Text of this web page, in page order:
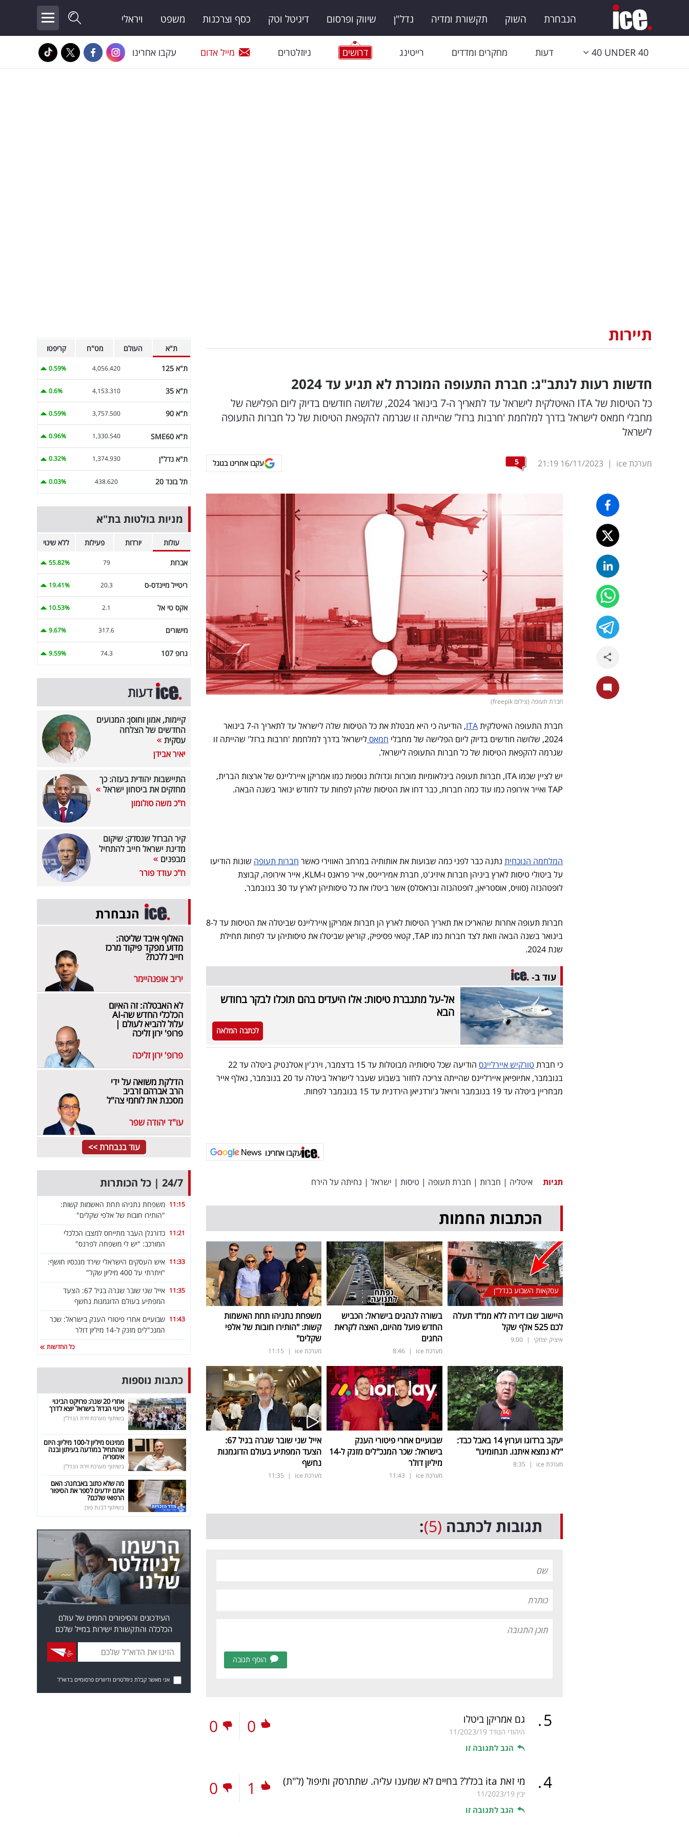
הנבחרת השוק תקשורת ומדיה נדל"ן שיווק ופרסום דיגיטל וטק כסף וצרכנות משפט ויראלי
40 UNDER 40 דעות מחקרים ומדדים רייטינג דרושים ניוזלטרים מייל אדום עקבו אחרינו
תיירות
חדשות רעות לנתב"ג: חברת התעופה המוכרת לא תגיע עד 2024
כל הטיסות של ITA האיטלקית לישראל עד לתאריך ה-7 בינואר 2024, שלושה חודשים בדיוק ליום הפלישה של
מחבלי חמאס לישראל בדרך למלחמת 'חרבות ברזל' שהייתה זו שגרמה להקפאת הטיסות של כל חברות התעופה
לישראל
מערכת ice |
16/11/2023
21:19
5 עקבו אחרינו בגוגל
חברת תעופה (צילום freepik)
חברת התעופה האיטלקיתITA
, הודיעה כי היא מבטלת את כל הטיסות שלה לישראל עד לתאריך ה-7 בינואר
2024, שלושה חודשים בדיוק ליום הפלישה של מחבלי
חמאסלישראל בדרך למלחמת 'חרבות ברזל' שהייתה זו
שגרמה להקפאת הטיסות של כל חברות התעופה לישראל.
יש לציין שכמו ITA, חברות תעופה בינלאומיות מוכרות וגדולות נוספות כמו אמריקן איירליינס של ארצות הברית,
TAP ואייר אירופה כמו עוד כמה חברות, כבר דחו את הטיסות שלהן לפחות עד לחודש ינואר בשנה הבאה.
המלחמה הנוכחית נתנה כבר לפני כמה שבועות את אותותיה במרחב האווירי כאשר חברות תעופה שונות הודיעו
על ביטולי טיסות לארץ ביניהן חברות איזיג'ט, חברת אמירייטס, אייר פראנס ו-KLM, אייר אירופה, קבוצת
לופטהנזה (סוויס, אוסטריאן, לופטהנזה ובראסלס) אשר ביטלו את כל טיסותיהן לארץ עד 30 בנובמבר.
חברות תעופה אחרות שהאריכו את תאריך הטיסות לארץ הן חברות אמריקן איירליינס שביטלה את הטיסות עד ל-8
בינואר בשנה הבאה וזאת לצד חברות כמו TAP, קטאי פסיפיק, קוריאן שביטלו את טיסותיהן עד לפחות תחילת
שנת 2024.
עוד ב-
אל-על מתגברת טיסות: אלו היעדים בהם תוכלו לבקר בחודש
הבא
לכתבה המלאה
כי חברת טורקיש איירליינס
הודיעה שכל טיסותיה מבוטלות עד 15 בדצמבר, וירג'ין אטלנטיק ביטלה עד 22
בנובמבר, אתיופיאן איירליינס שהייתה צריכה לחזור בשבוע שעבר לישראל ביטלה עד 20 בנובמבר, גאלף אייר
מבחריין ביטלה עד 19 בנובמבר ורויאל ג'ורדניאן הירדנית עד 15 בנובמבר לפחות.
עקבו אחרינו
תגיות איטליה | חברות | חברת תעופה | טיסות | ישראל | נחיתה על הירח
הכתבות החמות
עסקאות השבוע בנדל"ן
היישוב שבו דירה ללא ממ"ד תעלה
לכם 525 אלף שקל
איציק יצחקי |
9:00
בשורה לנהגים בישראל: הכביש
החדש פועל מהיום, האצה לקראת
החגים
מערכת ice |
8:46
משפחת נתניהו תחת האשמות
קשות: "הותירו חובות של אלפי
שקלים"
מערכת ice |
11:15
יעקב ברדוגו וערוץ 14 באבל כבד:
"לא נמצא איתנו. תנחומינו"
מערכת ice |
8:35
שבועיים אחרי פיטורי הענק
בישראל: שכר המנכ"לים מזנק ל-14
מיליון דולר
מערכת ice |
11:43
אייל שני שובר שגרה בגיל 67:
הצעד המפתיע בעולם הדוגמנות
נחשף
מערכת ice |
11:35
תגובות לכתבה (5)
:
הוסף תגובה
5
. גם אמריקן ביטלו
היהודי הנודד 11/2023/19
הגב לתגובה זו
0
0
4
. מי זאת ita בכלל? בחיים לא שמענו עליה. שתתרסק ותיפול (ל"ת)
יבין 11/2023/19
הגב לתגובה זו
1
0
ת"א העולם מט"ח קריפטו
ת"א 125 4,056.420
0.59%
ת"א 35 4,153.310
0.6%
ת"א 90 3,757.500
0.59%
ת"א SME60 1,330.540
0.96%
ת"א נדל"ן 1,374.930
0.32%
תל בונד 20 438.620
0.03%
מניות בולטות בת"א
עולות יורדות פעילות ללא שינוי
אברות 79
55.82%
ריטייל מיינדס-ס 20.3
19.41%
אקס טי אל 2.1
10.53%
מישורים 317.6
9.67%
גרופ 107 74.3
9.59%
דעות
קיימות, אמון וחוסן: המנועים
החדשים של הצלחה
עסקית
יאיר אבידן
התיישבות יהודית בעזה: כך
מחזקים את ביטחון ישראל
ח"כ משה סולומון
קיר הברזל שנסדק: שיקום
מדינת ישראל חייב להתחיל
מבפנים
ח"כ עודד פורר
הנבחרת
האלוף איבד שליטה:
מדוע מפקד פיקוד מרכז
חייב ללכת?
יריב אופנהיימר
לא האבטלה: זה האיום
הכלכלי החדש שה-AI
עלול להביא לעולם |
פרופ' ירון זליכה
פרופ' ירון זליכה
הדלקת משואה על ידי
הרב אברהם זרביב
מסכנת את לוחמי צה"ל
עו"ד יהודה שפר
עוד בנבחרת >>
24/7 | כל הכותרות
11:15 משפחת נתניהו תחת האשמות קשות:
"הותירו חובות של אלפי שקלים"
11:21 כדורגלן העבר מתייחס למצבו הכלכלי
המורכב: "יש לי משפחה לפרנס"
11:33 איש העסקים הישראלי שירד מנכסיו חושף:
"ויתרתי על 400 מיליון שקל"
11:35
אייל שני שובר שגרה בגיל 67: הצעד
המפתיע בעולם הדוגמנות נחשף
11:43 שבועיים אחרי פיטורי הענק בישראל: שכר
המנכ"לים מזנק ל-14 מיליון דולר
כל החדשות
כתבות נוספות
אחרי 20 שנה: פרויקט הבינוי
פינוי הגדול בישראל יוצא לדרך
בשיתוף מערכת זירת הנדל"ן
ממינוס מיליון ל-100 מיליון: היזם
שהתחיל במודעה בעיתון ובנה
אימפריה
בשיתוף מערכת זירת הנדל"ן
מה שלא כתוב באבחנה: האם
אתם יודעים לספר את הסיפור
הרפואי שלכם?
בשיתוף לבנת פורן
העידכונים והסיפורים החמים של עולם
הכלכלה והתקשורת ישירות במייל שלכם
אני מאשר קבלת ניוזלטרים ודיוורים פרסומיים בדוא"ל